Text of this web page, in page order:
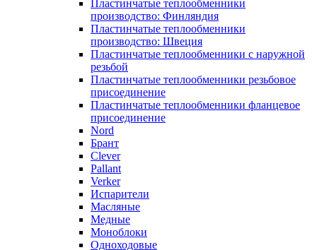
Пластинчатые теплообменники
производство: Финляндия
Пластинчатые теплообменники
производство: Швеция
Пластинчатые теплообменники с наружной
резьбой
Пластинчатые теплообменники резьбовое
присоединение
Пластинчатые теплообменники фланцевое
присоединение
Nord
Брант
Clever
Pallant
Verker
Испарители
Масляные
Медные
Моноблоки
Одноходовые